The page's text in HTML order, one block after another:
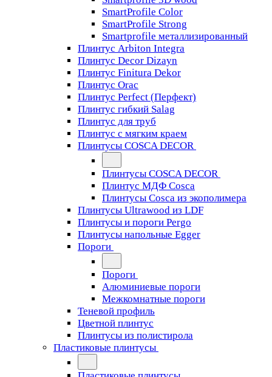
SmartProfile Color
SmartProfile Strong
Smartprofile металлизированный
Плинтус Arbiton Integra
Плинтус Decor Dizayn
Плинтус Finitura Dekor
Плинтус Orac
Плинтус Perfect (Перфект)
Плинтус гибкий Salag
Плинтус для труб
Плинтус с мягким краем
Плинтусы COSCA DECOR
Плинтусы COSCA DECOR
Плинтус МДФ Cosca
Плинтусы Cosca из экополимера
Плинтусы Ultrawood из LDF
Плинтусы и пороги Pergo
Плинтусы напольные Egger
Пороги
Пороги
Алюминиевые пороги
Межкомнатные пороги
Теневой профиль
Цветной плинтус
Плинтусы из полистирола
Пластиковые плинтусы